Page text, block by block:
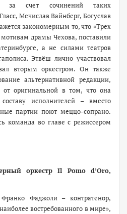
за счет сочинений таких
Мечислав Вайнберг, Богуслав
закономерным то, что «Трех
драмы Чехова, поставили
а не силами театров
Этвёш лично участвовал
вторым оркестром. Он также
альтернативной редакции,
от оригинальной в том, что она
исполнителей – вместо
партии поют меццо-сопрано.
команда во главе с режиссером
оркестр Il Pomo d’Oro,
Фаджоли – контратенор,
востребованного в мире»,